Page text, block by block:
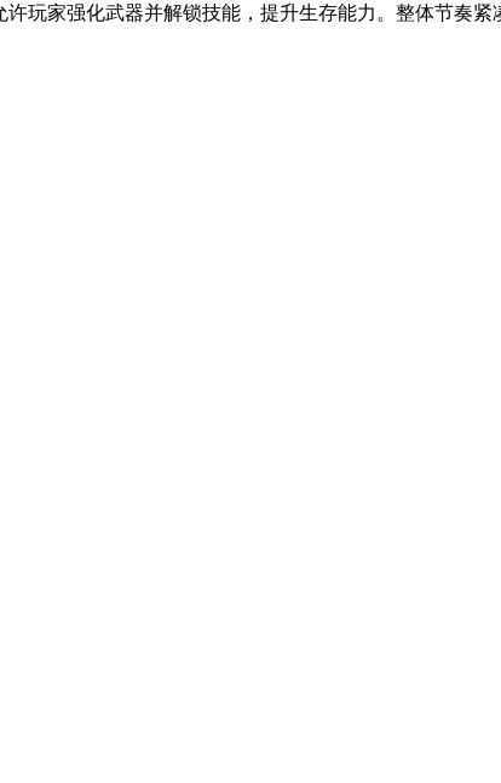
玩家强化武器并解锁技能，提升生存能力。整体节奏